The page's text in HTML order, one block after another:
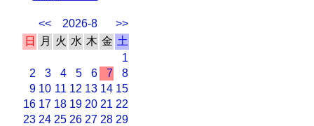
<< 2026-8
>>
日
月 火 水 木 金 土
1
2
3 4 5 6 7
8
9 10 11 12 13 14 15
16 17 18 19 20 21 22
23 24 25 26 27 28 29